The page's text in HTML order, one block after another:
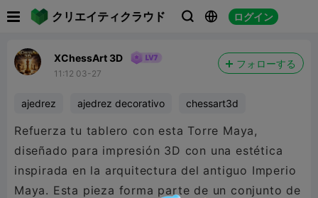
クリエイティクラウド   ログイン
XChessArt 3D
11:12 03-27
フォローする
ajedrez ajedrez decorativo chessart3d
Refuerza tu tablero con esta Torre Maya,
diseñado para impresión 3D con una estética
inspirada en la arquitectura del antiguo Imperio
Maya. Esta pieza forma parte de un conjunto de